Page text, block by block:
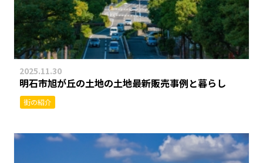
2025.11.30
明石市旭が丘の土地の土地最新販売事例と暮らし
街の紹介